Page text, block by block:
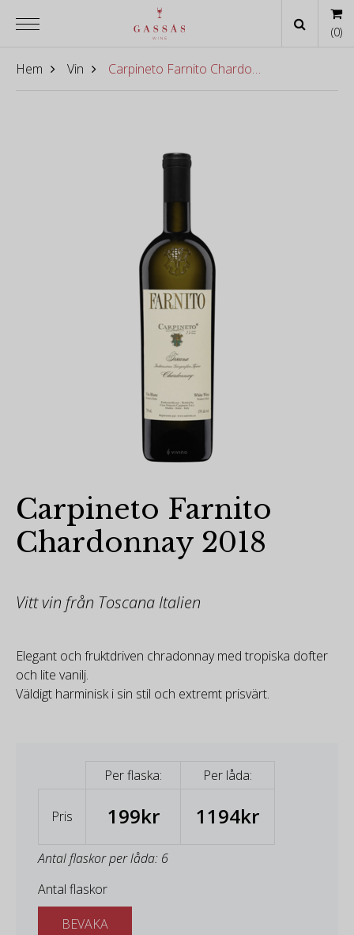
Hem Vin Carpineto Farnito Chardonnay 2018
Carpineto Farnito
Chardonnay 2018
Vitt vin från Toscana Italien
Elegant och fruktdriven chradonnay med tropiska dofter
och lite vanilj.
Väldigt harminisk i sin stil och extremt prisvärt.
Per flaska: Per låda:
Pris 199kr 1194kr
Antal flaskor per låda: 6
Antal flaskor
BEVAKA
(0)